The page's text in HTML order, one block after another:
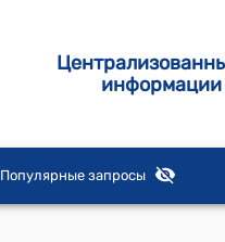
информации
Популярные запросы